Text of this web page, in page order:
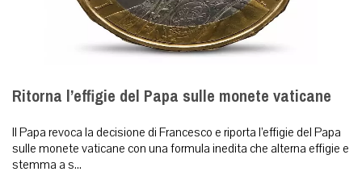
Ritorna l’effigie del Papa sulle monete vaticane
Il Papa revoca la decisione di Francesco e riporta l’effigie del Papa
sulle monete vaticane con una formula inedita che alterna effigie e
stemma a s...